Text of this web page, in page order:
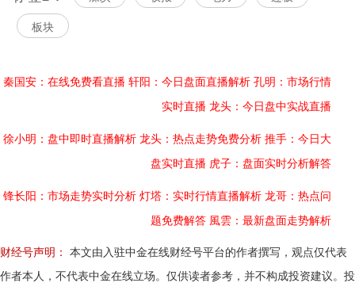
板块
秦国安：在线免费看直播 轩阳：今日盘面直播解析 孔明：市场行情
实时直播 龙头：今日盘中实战直播
徐小明：盘中即时直播解析 龙头：热点走势免费分析 推手：今日大
盘实时直播 虎子：盘面实时分析解答
锋长阳：市场走势实时分析 灯塔：实时行情直播解析 龙哥：热点问
题免费解答 風雲：最新盘面走势解析
财经号声明：
本文由入驻中金在线财经号平台的作者撰写，观点仅代表
作者本人，不代表中金在线立场。仅供读者参考，并不构成投资建议。投